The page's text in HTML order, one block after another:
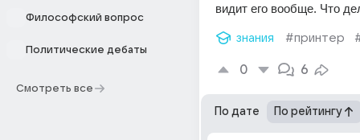
Философский вопрос
Политические дебаты
Смотреть все
видит его вообще. Что
знания #принтер
0 6
По дате По рейтингу